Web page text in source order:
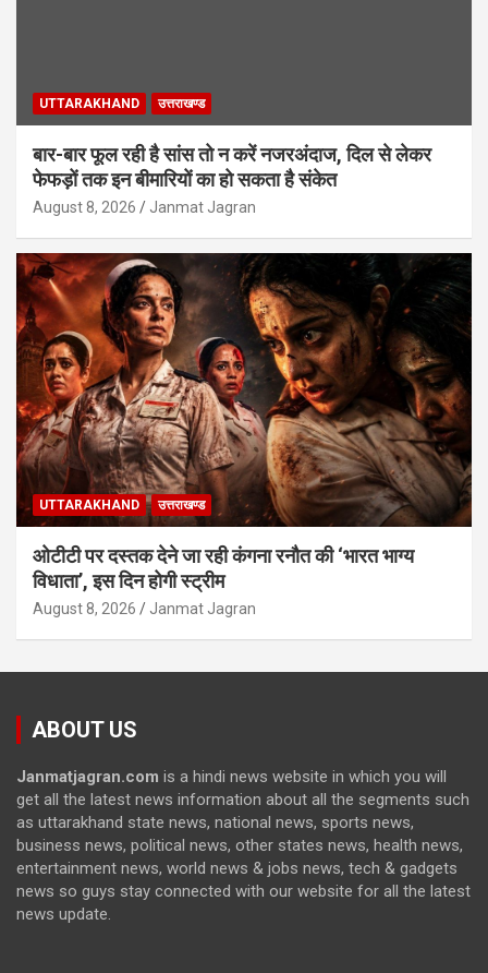
UTTARAKHAND उत्तराखण्ड
बार-बार फूल रही है सांस तो न करें नजरअंदाज, दिल से लेकर
फेफड़ों तक इन बीमारियों का हो सकता है संकेत
August 8, 2026 Janmat Jagran
UTTARAKHAND उत्तराखण्ड
ओटीटी पर दस्तक देने जा रही कंगना रनौत की ‘भारत भाग्य
विधाता’, इस दिन होगी स्ट्रीम
August 8, 2026 Janmat Jagran
ABOUT US
Janmatjagran.com is a hindi news website in which you will
get all the latest news information about all the segments such
as uttarakhand state news, national news, sports news,
business news, political news, other states news, health news,
entertainment news, world news & jobs news, tech & gadgets
news so guys stay connected with our website for all the latest
news update.